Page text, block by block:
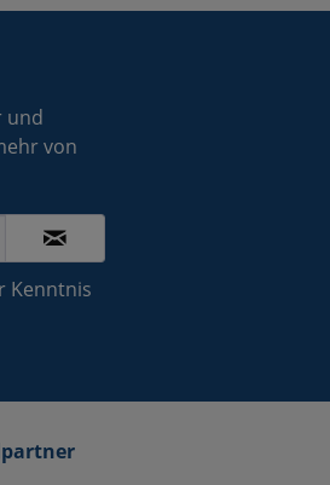
und
von
Kenntnis